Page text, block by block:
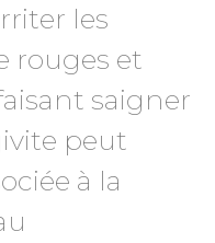
les
rouges et
saigner
peut
à la